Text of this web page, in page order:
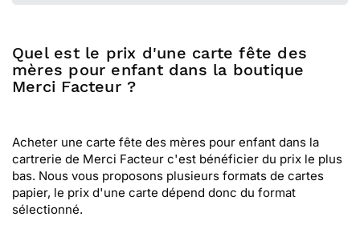
Quel est le prix d'une carte fête des
mères pour enfant dans la boutique
Merci Facteur ?
Acheter une carte fête des mères pour enfant dans la
cartrerie de Merci Facteur c'est bénéficier du prix le plus
bas. Nous vous proposons plusieurs formats de cartes
papier, le prix d'une carte dépend donc du format
sélectionné.